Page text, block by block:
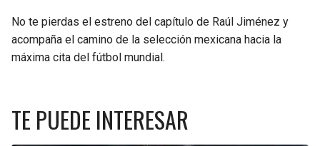
No te pierdas el estreno del capítulo de Raúl Jiménez y
acompaña el camino de la selección mexicana hacia la
máxima cita del fútbol mundial.
TE PUEDE INTERESAR